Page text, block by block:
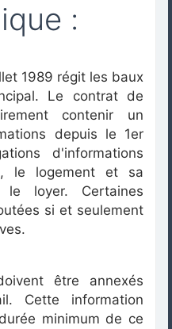
:
1989 régit les baux
Le contrat de
contenir un
depuis le 1er
d'informations
le logement et sa
loyer. Certaines
si et seulement
être annexés
Cette information
minimum de ce